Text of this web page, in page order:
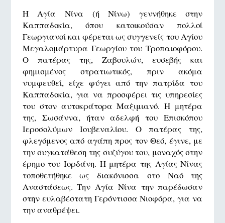
Η Αγία Νίνα (ή Νίνω) γεννήθηκε στην
Καππαδοκία, όπου κατοικούσαν πολλοί
Γεωργιανοί και φέρεται ως συγγενείς του Αγίου
Μεγαλομάρτυρα Γεωργίου του Τροπαιοφόρου.
Ο πατέρας της, Ζαβουλών, ευσεβής και
φημισμένος στρατιωτικός, πριν ακόμα
νυμφευθεί, είχε φύγει από την πατρίδα του
Καππαδοκία, για να προσφέρει τις υπηρεσίες
του στον αυτοκράτορα Μαξιμιανό. Η μητέρα
της, Σωσάννα, ήταν αδελφή του Επισκόπου
Ιεροσολύμων Ιουβεναλίου. Ο πατέρας της,
φλεγόμενος από αγάπη προς τον Θεό, έγινε, με
την συγκατάθεση της συζύγου του, μοναχός στην
έρημο του Ιορδάνη. Η μητέρα της Αγίας Νίνας
τοποθετήθηκε ως διακόνισσα στο Ναό της
Αναστάσεως. Την Αγία Νίνα την παρέδωσαν
στην ευλαβέστατη Γερόντισσα Νιοφόρα, για να
την αναθρέψει.